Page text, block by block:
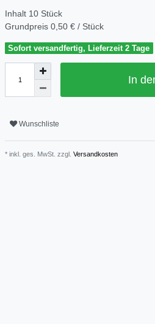
Inhalt 10 Stück
Grundpreis 0,50 € / Stück
Sofort versandfertig, Lieferzeit 2 Tage
In
Wunschliste
* inkl. ges. MwSt. zzgl. Versandkosten